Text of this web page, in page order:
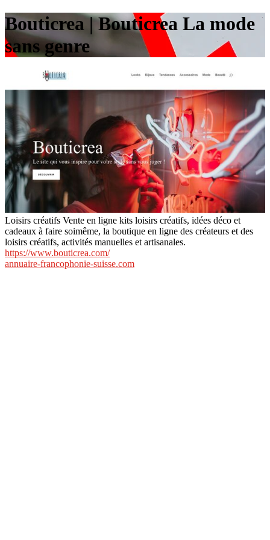
Bouticrea | Bouticrea La mode
sans genre
Loisirs créatifs Vente en ligne kits loisirs créatifs, idées déco et
cadeaux à faire soimême, la boutique en ligne des créateurs et des
loisirs créatifs, activités manuelles et artisanales.
https://www.bouticrea.com/
annuaire-francophonie-suisse.com